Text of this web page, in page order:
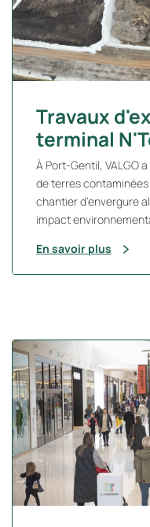
Travaux
terminal
À Port-Gentil, VALGO
de terres contaminées
chantier d’envergure
impact
En savoir plus